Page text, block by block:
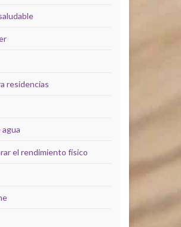
residencias
el rendimiento físico